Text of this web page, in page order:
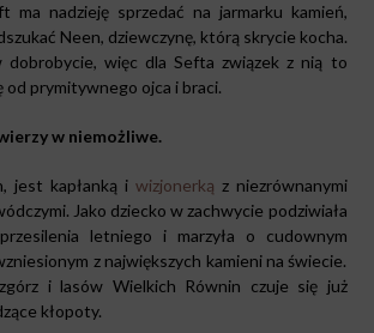
ma nadzieję sprzedać na jarmarku kamień,
Neen, dziewczynę, którą skrycie kocha.
dobrobycie, więc dla Sefta związek z nią to
od prymitywnego ojca i braci.
w niemożliwe.
jest kapłanką i wizjonerką z niezrównanymi
Jako dziecko w zachwycie podziwiała
letniego i marzyła o cudownym
z największych kamieni na świecie.
i lasów Wielkich Równin czuje się już
kłopoty.